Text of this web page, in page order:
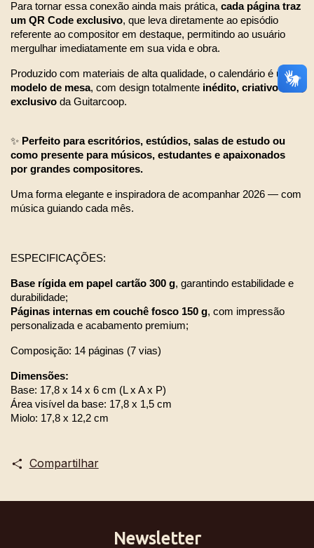
Para tornar essa conexão ainda mais prática, cada página traz
um QR Code exclusivo, que leva diretamente ao episódio
referente ao compositor em destaque, permitindo ao usuário
mergulhar imediatamente em sua vida e obra.
Produzido com materiais de alta qualidade, o calendário é um
modelo de mesa, com design totalmente inédito, criativo e
exclusivo da Guitarcoop.
✨ Perfeito para escritórios, estúdios, salas de estudo ou
como presente para músicos, estudantes e apaixonados
por grandes compositores.
Uma forma elegante e inspiradora de acompanhar 2026 — com
música guiando cada mês.
ESPECIFICAÇÕES:
Base rígida em papel cartão 300 g, garantindo estabilidade e
durabilidade;
Páginas internas em couchê fosco 150 g, com impressão
personalizada e acabamento premium;
Composição: 14 páginas (7 vias)
Dimensões:
Base: 17,8 x 14 x 6 cm (L x A x P)
Área visível da base: 17,8 x 1,5 cm
Miolo: 17,8 x 12,2 cm
Compartilhar
Newsletter